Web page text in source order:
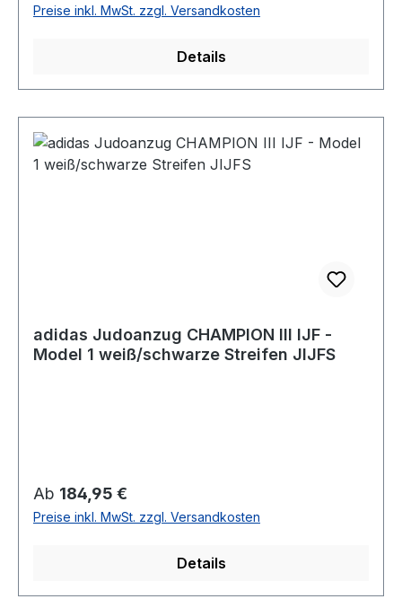
Preise inkl. MwSt. zzgl. Versandkosten
Details
adidas Judoanzug CHAMPION III IJF -
Model 1 weiß/schwarze Streifen JIJFS
Regulärer Preis:
Ab 184,95 €
Preise inkl. MwSt. zzgl. Versandkosten
Details